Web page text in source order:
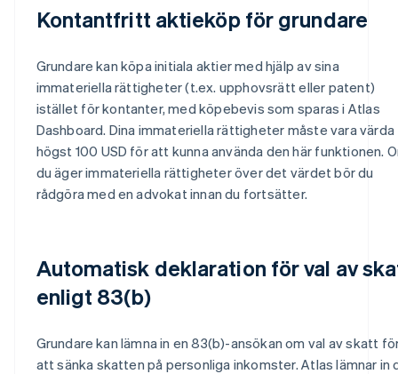
Kontantfritt aktieköp för grundare
Grundare kan köpa initiala aktier med hjälp av sina
immateriella rättigheter (t.ex. upphovsrätt eller patent)
istället för kontanter, med köpebevis som sparas i Atlas
Dashboard. Dina immateriella rättigheter måste vara värda
högst 100 USD för att kunna använda den här funktionen.
du äger immateriella rättigheter över det värdet bör du
rådgöra med en advokat innan du fortsätter.
Automatisk deklaration för val av
enligt 83(b)
Grundare kan lämna in en 83(b)-ansökan om val av skatt
att sänka skatten på personliga inkomster. Atlas lämnar in